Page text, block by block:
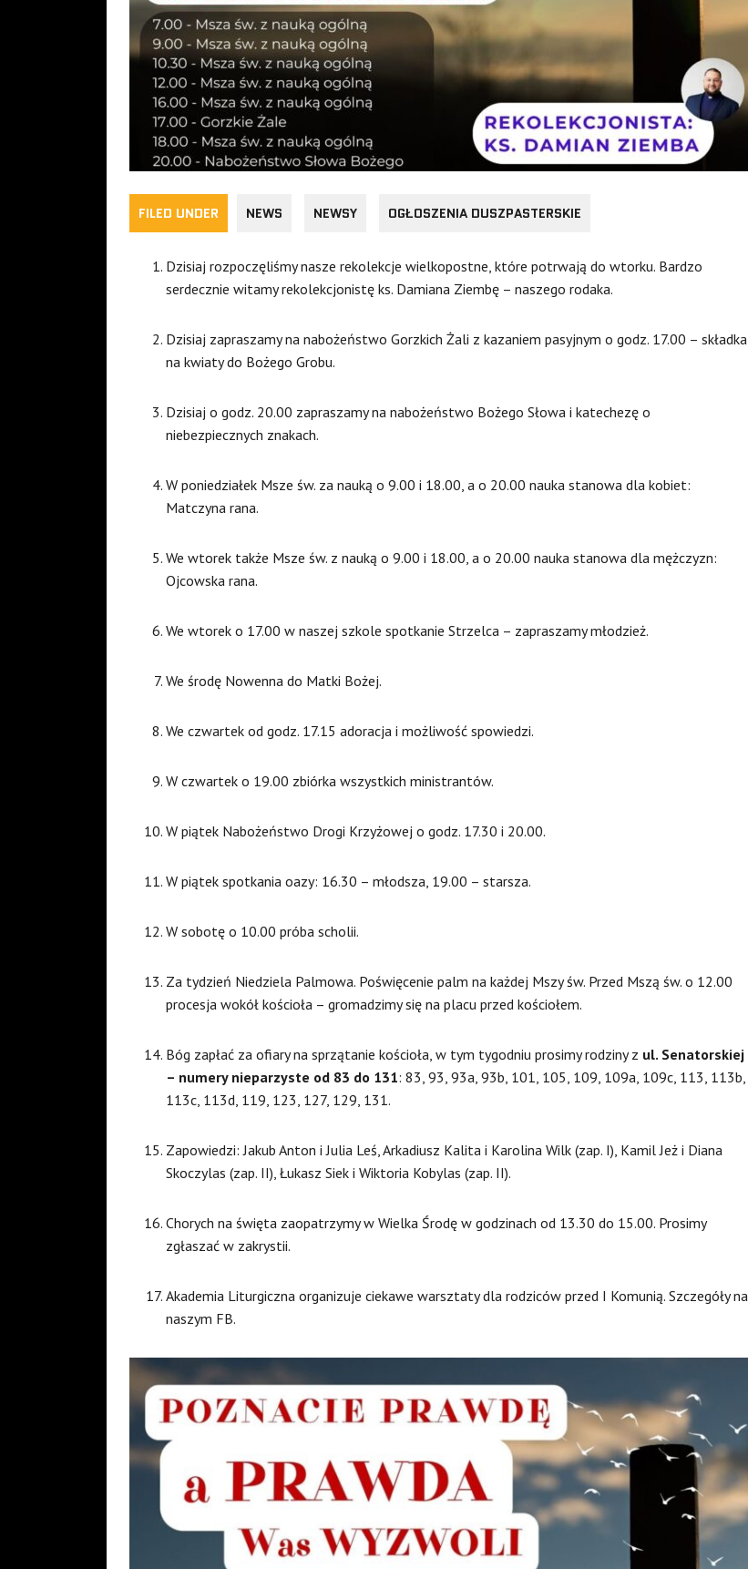
FILED UNDER NEWS NEWSY OGŁOSZENIA DUSZPASTERSKIE
Dzisiaj rozpoczęliśmy nasze rekolekcje wielkopostne, które potrwają do wtorku. Bardzo
serdecznie witamy rekolekcjonistę ks. Damiana Ziembę – naszego rodaka.
Dzisiaj zapraszamy na nabożeństwo Gorzkich Żali z kazaniem pasyjnym o godz. 17.00 – składka
na kwiaty do Bożego Grobu.
Dzisiaj o godz. 20.00 zapraszamy na nabożeństwo Bożego Słowa i katechezę o
niebezpiecznych znakach.
W poniedziałek Msze św. za nauką o 9.00 i 18.00, a o 20.00 nauka stanowa dla kobiet:
Matczyna rana.
We wtorek także Msze św. z nauką o 9.00 i 18.00, a o 20.00 nauka stanowa dla mężczyzn:
Ojcowska rana.
We wtorek o 17.00 w naszej szkole spotkanie Strzelca – zapraszamy młodzież.
We środę Nowenna do Matki Bożej.
We czwartek od godz. 17.15 adoracja i możliwość spowiedzi.
W czwartek o 19.00 zbiórka wszystkich ministrantów.
W piątek Nabożeństwo Drogi Krzyżowej o godz. 17.30 i 20.00.
W piątek spotkania oazy: 16.30 – młodsza, 19.00 – starsza.
W sobotę o 10.00 próba scholii.
Za tydzień Niedziela Palmowa. Poświęcenie palm na każdej Mszy św. Przed Mszą św. o 12.00
procesja wokół kościoła – gromadzimy się na placu przed kościołem.
Bóg zapłać za ofiary na sprzątanie kościoła, w tym tygodniu prosimy rodziny z ul. Senatorskiej
– numery nieparzyste od 83 do 131: 83, 93, 93a, 93b, 101, 105, 109, 109a, 109c, 113, 113b,
113c, 113d, 119, 123, 127, 129, 131.
Zapowiedzi: Jakub Anton i Julia Leś, Arkadiusz Kalita i Karolina Wilk (zap. I), Kamil Jeż i Diana
Skoczylas (zap. II), Łukasz Siek i Wiktoria Kobylas (zap. II).
Chorych na święta zaopatrzymy w Wielka Środę w godzinach od 13.30 do 15.00. Prosimy
zgłaszać w zakrystii.
Akademia Liturgiczna organizuje ciekawe warsztaty dla rodziców przed I Komunią. Szczegóły na
naszym FB.